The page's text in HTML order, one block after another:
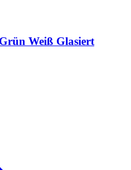
Weiß Glasiert